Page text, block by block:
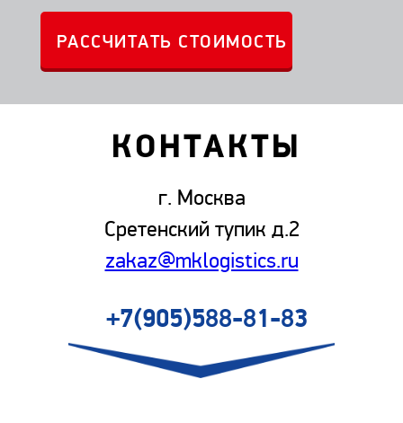
КОНТАКТЫ
г. Москва
Сретенский тупик д.2
zakaz@mklogistics.ru
+7(905)588-81-83